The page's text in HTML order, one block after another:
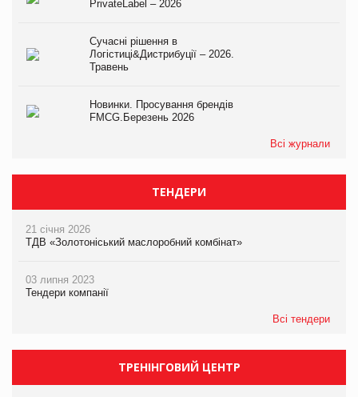
PrivateLabel – 2026
Сучасні рішення в
Логістиці&Дистрибуції – 2026.
Травень
Новинки. Просування брендів
FMCG.Березень 2026
Всі журнали
ТЕНДЕРИ
21 січня 2026
ТДВ «Золотоніський маслоробний комбінат»
03 липня 2023
Тендери компанії
Всі тендери
ТРЕНІНГОВИЙ ЦЕНТР